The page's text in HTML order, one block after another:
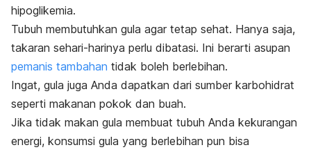
hipoglikemia.
Tubuh membutuhkan gula agar tetap sehat. Hanya saja,
takaran sehari-harinya perlu dibatasi. Ini berarti asupan
pemanis tambahan tidak boleh berlebihan.
Ingat, gula juga Anda dapatkan dari sumber karbohidrat
seperti makanan pokok dan buah.
Jika tidak makan gula membuat tubuh Anda kekurangan
energi, konsumsi gula yang berlebihan pun bisa